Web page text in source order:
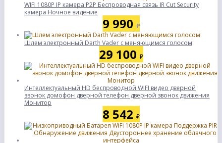
WIFI 1080P IP камера P2P Беспроводная связь IR Cut Security
камера Ночное видение
9 990 ₽
Шлем электронный Darth Vader с меняющимся голосом
29 100 ₽
Интеллектуальный HD беспроводной WIFI видео дверной
звонок домофон дверной телефон дверной звонок движения
Монитор
8 542 ₽